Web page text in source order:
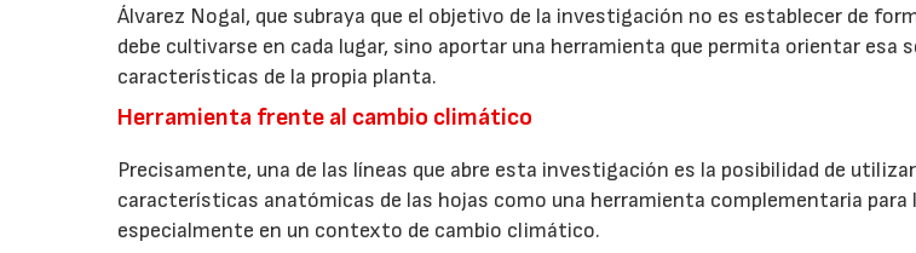
Álvarez Nogal, que subraya que el objetivo de la investigación no es establecer de
debe cultivarse en cada lugar, sino aportar una herramienta que permita orientar esa
características de la propia planta.
Herramienta frente al cambio climático
Precisamente, una de las líneas que abre esta investigación es la posibilidad de
características anatómicas de las hojas como una herramienta complementaria para
especialmente en un contexto de cambio climático.